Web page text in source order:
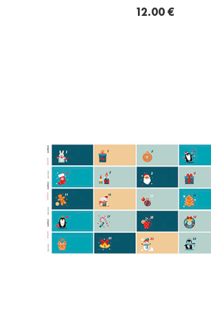
12.00 €